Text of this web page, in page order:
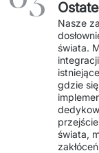
Euvic Billing
Produkty z
IT Service
Systemy
Marketplace
Nasze
świata.
gdzie
świata,